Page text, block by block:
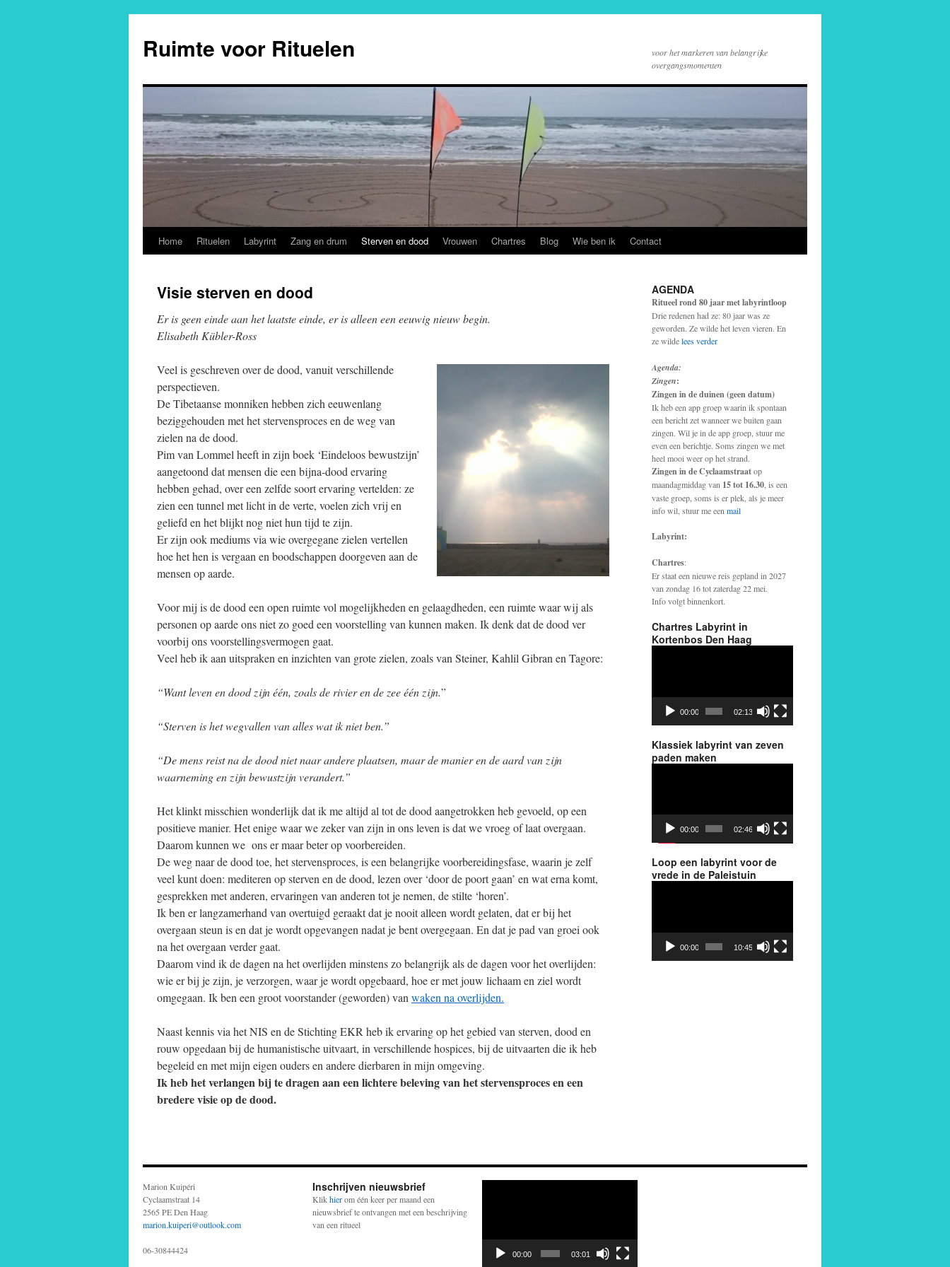
de
inhoud
Ruimte voor Rituelen
voor het markeren van belangrijke
overgangsmomenten
Home Rituelen Labyrint Zang en drum Sterven en dood Vrouwen Chartres Blog Wie ben ik Contact
Visie sterven en dood
Er is geen einde aan het laatste einde, er is alleen een eeuwig nieuw begin.
Elisabeth Kübler-Ross
Veel is geschreven over de dood, vanuit verschillende
perspectieven.
De Tibetaanse monniken hebben zich eeuwenlang
beziggehouden met het stervensproces en de weg van
zielen na de dood.
Pim van Lommel heeft in zijn boek ‘Eindeloos bewustzijn’
aangetoond dat mensen die een bijna-dood ervaring
hebben gehad, over een zelfde soort ervaring vertelden: ze
zien een tunnel met licht in de verte, voelen zich vrij en
geliefd en het blijkt nog niet hun tijd te zijn.
Er zijn ook mediums via wie overgegane zielen vertellen
hoe het hen is vergaan en boodschappen doorgeven aan de
mensen op aarde.
Voor mij is de dood een open ruimte vol mogelijkheden en gelaagdheden, een ruimte waar wij als
personen op aarde ons niet zo goed een voorstelling van kunnen maken. Ik denk dat de dood ver
voorbij ons voorstellingsvermogen gaat.
Veel heb ik aan uitspraken en inzichten van grote zielen, zoals van Steiner, Kahlil Gibran en Tagore:
“Want leven en dood zijn één, zoals de rivier en de zee één zijn.”
“Sterven is het wegvallen van alles wat ik niet ben.”
“De mens reist na de dood niet naar andere plaatsen, maar de manier en de aard van zijn
waarneming en zijn bewustzijn verandert.”
Het klinkt misschien wonderlijk dat ik me altijd al tot de dood aangetrokken heb gevoeld, op een
positieve manier. Het enige waar we zeker van zijn in ons leven is dat we vroeg of laat overgaan.
Daarom kunnen we ons er maar beter op voorbereiden.
De weg naar de dood toe, het stervensproces, is een belangrijke voorbereidingsfase, waarin je zelf
veel kunt doen: mediteren op sterven en de dood, lezen over ‘door de poort gaan’ en wat erna komt,
gesprekken met anderen, ervaringen van anderen tot je nemen, de stilte ‘horen’.
Ik ben er langzamerhand van overtuigd geraakt dat je nooit alleen wordt gelaten, dat er bij het
overgaan steun is en dat je wordt opgevangen nadat je bent overgegaan. En dat je pad van groei ook
na het overgaan verder gaat.
Daarom vind ik de dagen na het overlijden minstens zo belangrijk als de dagen voor het overlijden:
wie er bij je zijn, je verzorgen, waar je wordt opgebaard, hoe er met jouw lichaam en ziel wordt
omgegaan. Ik ben een groot voorstander (geworden) van waken na overlijden.
Naast kennis via het NIS en de Stichting EKR heb ik ervaring op het gebied van sterven, dood en
rouw opgedaan bij de humanistische uitvaart, in verschillende hospices, bij de uitvaarten die ik heb
begeleid en met mijn eigen ouders en andere dierbaren in mijn omgeving.
Ik heb het verlangen bij te dragen aan een lichtere beleving van het stervensproces en een
bredere visie op de dood.
AGENDA
Ritueel rond 80 jaar met labyrintloop
Drie redenen had ze: 80 jaar was ze
geworden. Ze wilde het leven vieren. En
ze wildelees verder
Agenda:
Zingen:
Zingen in de duinen (geen datum)
Ik heb een app groep waarin ik spontaan
een bericht zet wanneer we buiten gaan
zingen. Wil je in de app groep, stuur me
even een berichtje. Soms zingen we met
heel mooi weer op het strand.
Zingen in de Cyclaamstraatop
maandagmiddag van 15 tot 16.30 , is een
vaste groep, soms is er plek, als je meer
info wil, stuur me een mail
Labyrint:
Chartres:
Er staat een nieuwe reis gepland in 2027
van zondag 16 tot zaterdag 22 mei.
Info volgt binnenkort.
Chartres Labyrint in
Kortenbos Den Haag
00:00 02:13
Klassiek labyrint van zeven
paden maken
00:00 02:46
Loop een labyrint voor de
vrede in de Paleistuin
00:00 10:45
Marion Kuipéri
Cyclaamstraat 14
2565 PE Den Haag
marion.kuiperi@outlook.com
06-30844424
Inschrijven nieuwsbrief
Klikhierom één keer per maand een
nieuwsbrief te ontvangen met een beschrijving
van een ritueel
00:00 03:01